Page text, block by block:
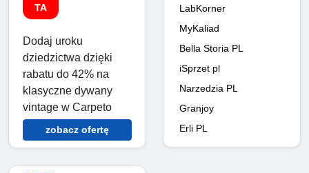
TA
Dodaj uroku
dziedzictwa dzięki
rabatu do 42% na
klasyczne dywany
vintage w Carpeto
zobacz ofertę
LabKorner
MyKaliad
Bella Storia PL
iSprzet pl
Narzedzia PL
Granjoy
Erli PL